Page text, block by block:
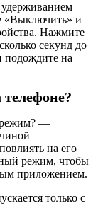
«Выключить» и
Нажмите
секунд до
подождите на
режим? —
на его
режим, чтобы
приложением.
только с